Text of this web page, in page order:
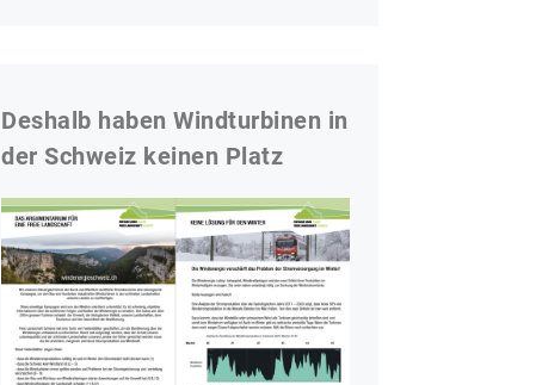
Deshalb haben Windturbinen in
der Schweiz keinen Platz